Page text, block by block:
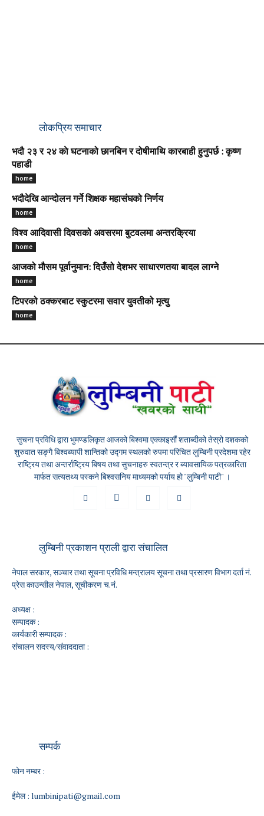
लोकप्रिय समाचार
भदौ २३ र २४ काे घटनाको छानबिन र दोषीमाथि कारबाही हुनुपर्छ : कृष्ण
पहाडी
home
भदौदेखि आन्दोलन गर्ने शिक्षक महासंघको निर्णय
home
विश्व आदिवासी दिवसको अवसरमा बुटवलमा अन्तरक्रिया
home
आजको मौसम पूर्वानुमान: दिउँसो देशभर साधारणतया बादल लाग्ने
home
टिपरको ठक्करबाट स्कुटरमा सवार युवतीको मृत्यु
home
सुचना प्रविधि द्वारा भुमण्डलिकृत आजको बिश्वमा एक्काइसौं शताब्दीको तेस्रो दशकको
शुरुवात सङ्गै बिश्वब्यापी शान्तिको उद्गम स्थलको रुपमा परिचित लुम्बिनी प्रदेशमा रहेर
राष्ट्रिय तथा अन्तर्राष्ट्रिय बिषय तथा सुचनाहरु स्वतन्त्र र ब्यावसायिक पत्रकारिता
मार्फत सत्यतथ्य पस्कने बिश्वसनिय माध्यमको पर्याय हो "लुम्बिनी पाटी" ।
लुम्बिनी प्रकाशन प्राली द्वारा संचालित
नेपाल सरकार, सञ्चार तथा सूचना प्रविधि मन्त्रालय सूचना तथा प्रसारण विभाग दर्ता नं.
प्रेस काउन्सील नेपाल, सूचीकरण च.नं.
अध्यक्ष :
सम्पादक :
कार्यकारी सम्पादक :
संचालन सदस्य/संवाददाता :
सम्पर्क
फोन नम्बर :
ईमेल : lumbinipati@gmail.com